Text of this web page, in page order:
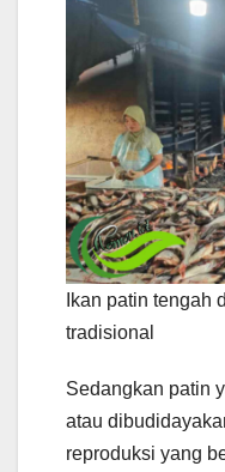
Ikan patin tengah
tradisional
Sedangkan patin
atau
reproduksi yang